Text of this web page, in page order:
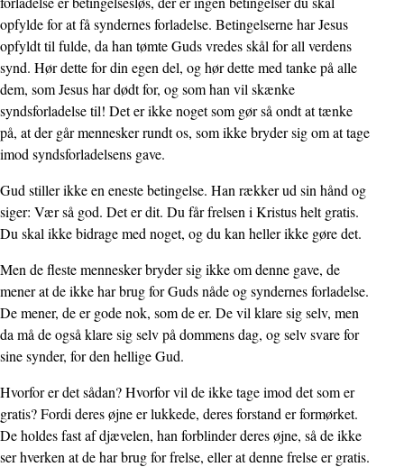
opfylde for at få syndernes forladelse. Betingelserne har Jesus
opfyldt til fulde, da han tømte Guds vredes skål for all verdens
synd. Hør dette for din egen del, og hør dette med tanke på alle
dem, som Jesus har dødt for, og som han vil skænke
syndsforladelse til! Det er ikke noget som gør så ondt at tænke
på, at der går mennesker rundt os, som ikke bryder sig om at tage
imod syndsforladelsens gave.
Gud stiller ikke en eneste betingelse. Han rækker ud sin hånd og
siger: Vær så god. Det er dit. Du får frelsen i Kristus helt gratis.
Du skal ikke bidrage med noget, og du kan heller ikke gøre det.
Men de fleste mennesker bryder sig ikke om denne gave, de
mener at de ikke har brug for Guds nåde og syndernes forladelse.
De mener, de er gode nok, som de er. De vil klare sig selv, men
da må de også klare sig selv på dommens dag, og selv svare for
sine synder, for den hellige Gud.
Hvorfor er det sådan? Hvorfor vil de ikke tage imod det som er
gratis? Fordi deres øjne er lukkede, deres forstand er formørket.
De holdes fast af djævelen, han forblinder deres øjne, så de ikke
ser hverken at de har brug for frelse, eller at denne frelse er gratis.